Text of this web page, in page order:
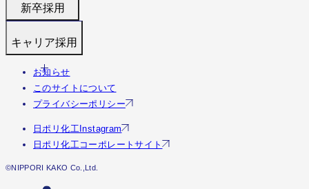
トップ
働く環境と制度
すぐわかる日ポリ化工
会社情報・沿革
事業・実績を見る（実績サイトへ）
新卒採用
募集職種
採用フロー
Q&A
エントリー
キャリア採用
募集職種
福利厚生・研修
お知らせ
このサイトについて
プライバシーポリシー
日ポリ化工Instagram
日ポリ化工コーポレートサイト
©︎NIPPORI KAKO Co.,Ltd.